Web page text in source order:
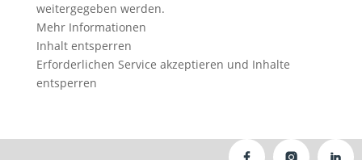
weitergegeben werden.
Mehr Informationen
Inhalt entsperren
Erforderlichen Service akzeptieren und Inhalte
entsperren